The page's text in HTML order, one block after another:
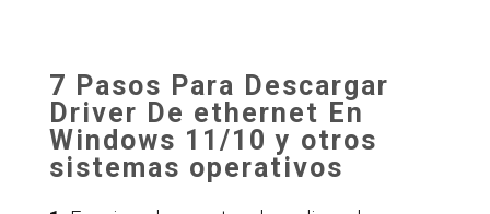
7 Pasos Para Descargar
Driver De ethernet En
Windows 11/10 y otros
sistemas operativos